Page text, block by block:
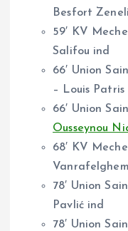
Besfort
59′ KV
Salifou ind
66′ Union
– Louis Patris
66′ Union
Ousseynou
68′ KV
78′ Union
Pavlić ind
78′ Union